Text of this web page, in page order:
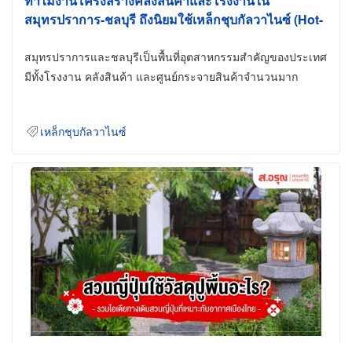
สมุทรปราการ-ชลบุรี ถึงนิยมใช้เหล็กชุบกัลวาไนซ์ (Hot-
สมุทรปราการและชลบุรีเป็นพื้นที่อุตสาหกรรมสำคัญของประเทศ
มีทั้งโรงงาน คลังสินค้า และศูนย์กระจายสินค้าจำนวนมาก
เหล็กชุบกัลวาไนซ์